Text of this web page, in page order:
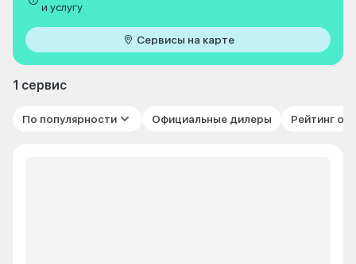
и услугу
Сервисы на карте
1 сервис
По популярности Официальные дилеры Рейтинг